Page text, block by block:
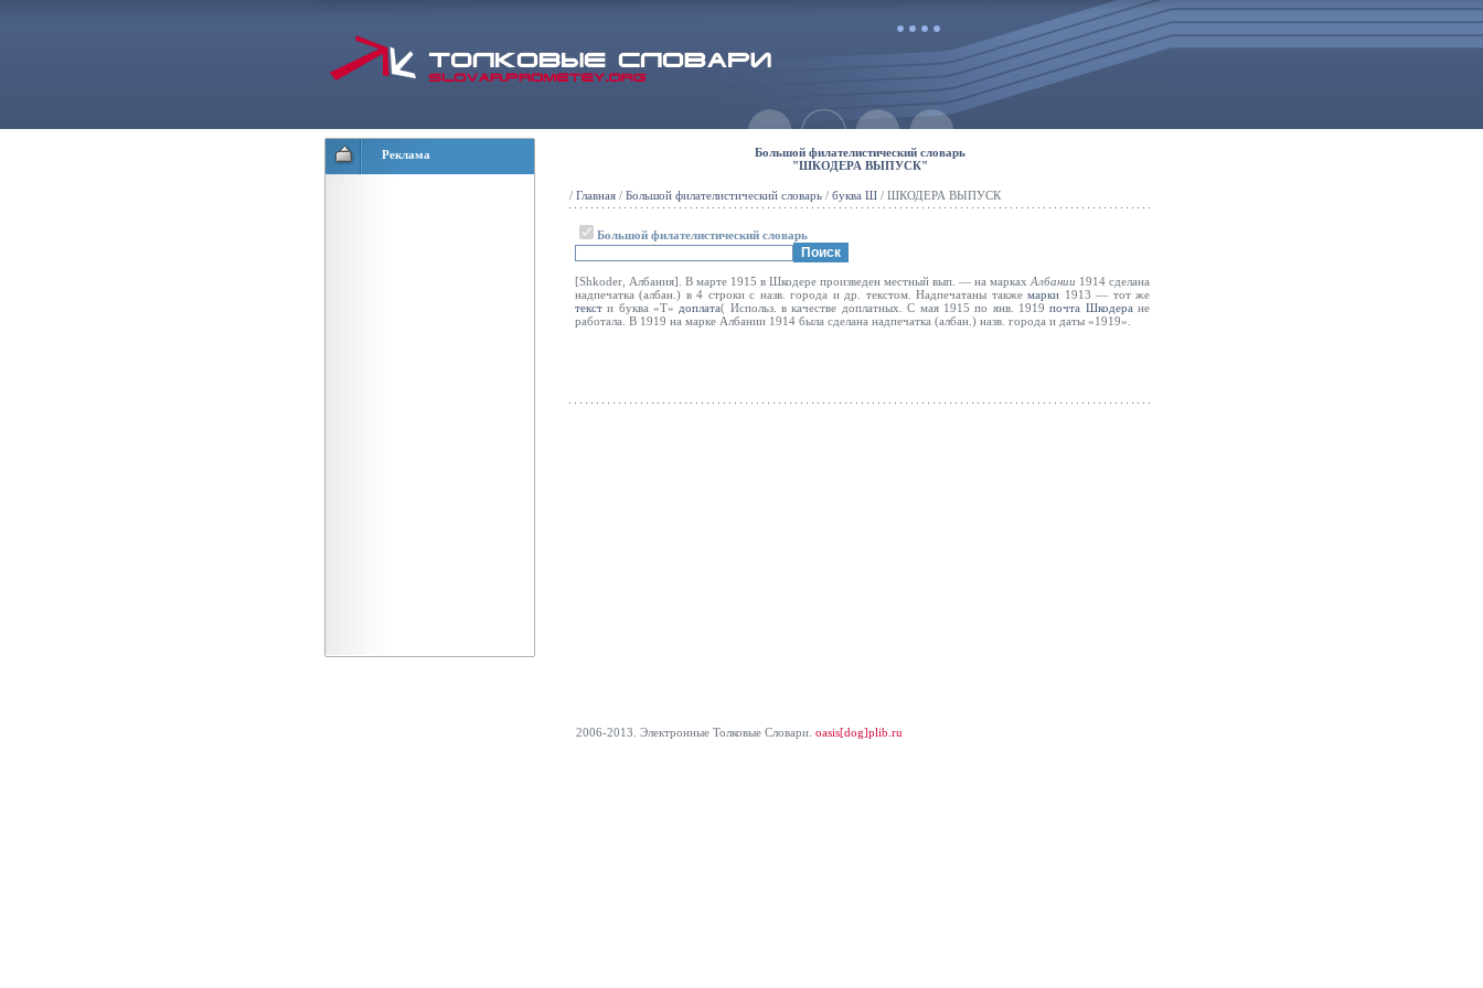
Реклама
Большой филателистический словарь
"ШКОДЕРА ВЫПУСК"
/ Главная / Большой филателистический словарь / буква Ш / ШКОДЕРА ВЫПУСК
Большой филателистический словарь
[Shkoder, Албания]. В марте 1915 в Шкодере произведен местный вып. — на марках Албании 1914 сделана
надпечатка (албан.) в 4 строки с назв. города и др. текстом. Надпечатаны такжемарки 1913 — тот же
текст и буква «Т» доплата( Использ. в качестве доплатных. С мая 1915 по янв. 1919почта Шкодера не
работала. В 1919 на марке Албании 1914 была сделана надпечатка (албан.) назв. города и даты «1919».
2006-2013. Электронные Толковые Cловари. oasis[dog]plib.ru